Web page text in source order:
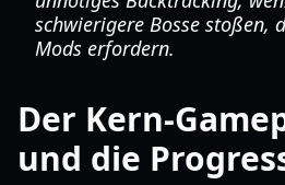
schwierigere Bosse stoßen,
Mods erfordern.
Der Kern-
und die